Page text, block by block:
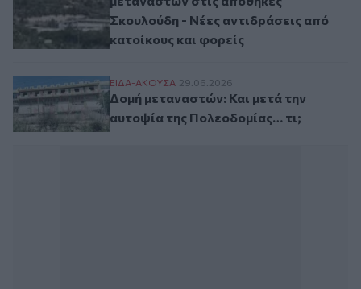
Σκουλούδη - Νέες αντιδράσεις από
κατοίκους και φορείς
Δομή μεταναστών: Και μετά την αυτοψία
ΕΙΔΑ-ΑΚΟΥΣΑ 29.06.2026
Δομή μεταναστών: Και μετά την
αυτοψία της Πολεοδομίας… τι;